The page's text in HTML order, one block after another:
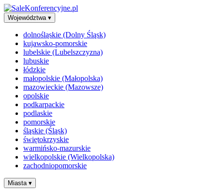
Województwa ▾
dolnośląskie (Dolny Śląsk)
kujawsko-pomorskie
lubelskie (Lubelszczyzna)
lubuskie
łódzkie
małopolskie (Małopolska)
mazowieckie (Mazowsze)
opolskie
podkarpackie
podlaskie
pomorskie
śląskie (Śląsk)
świętokrzyskie
warmińsko-mazurskie
wielkopolskie (Wielkopolska)
zachodniopomorskie
Miasta ▾